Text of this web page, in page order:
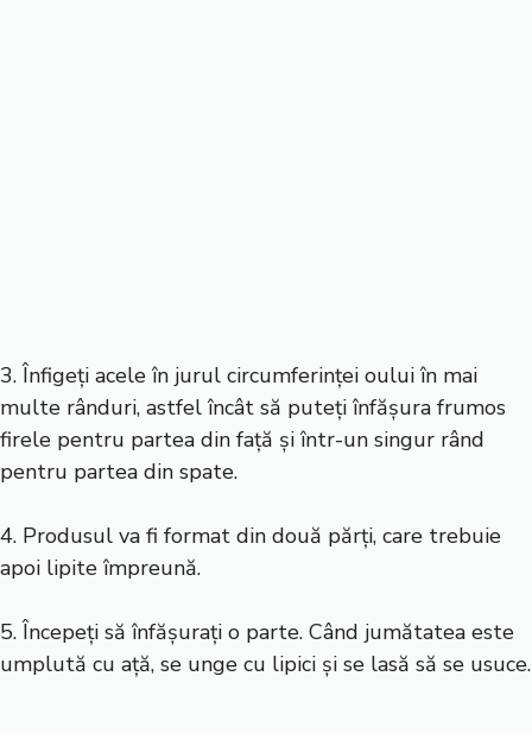
3. Înfigeți acele în jurul circumferinței oului în mai
multe rânduri, astfel încât să puteți înfășura frumos
firele pentru partea din față și într-un singur rând
pentru partea din spate.
4. Produsul va fi format din două părți, care trebuie
apoi lipite împreună.
5. Începeți să înfășurați o parte. Când jumătatea este
umplută cu ață, se unge cu lipici și se lasă să se usuce.